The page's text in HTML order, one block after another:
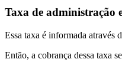
Taxa de administração
Essa taxa é informada através
Então, a cobrança dessa taxa